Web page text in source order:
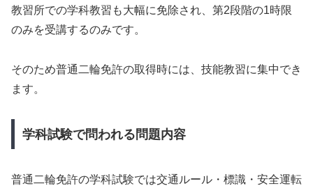
教習所での学科教習も大幅に免除され、第2段階の1時限
のみを受講するのみです。
そのため普通二輪免許の取得時には、技能教習に集中でき
ます。
学科試験で問われる問題内容
普通二輪免許の学科試験では交通ルール・標識・安全運転